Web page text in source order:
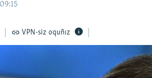
VPN-siz oquñız